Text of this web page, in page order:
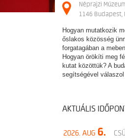
Néprajzi
1146 Budapest,
Hogyan mutatkozik
őslakos közösség
forgatagában a
Hogyan örökíti meg
kutat közöttük? A
segítségével
AKTUÁLIS
2026. AUG 6.